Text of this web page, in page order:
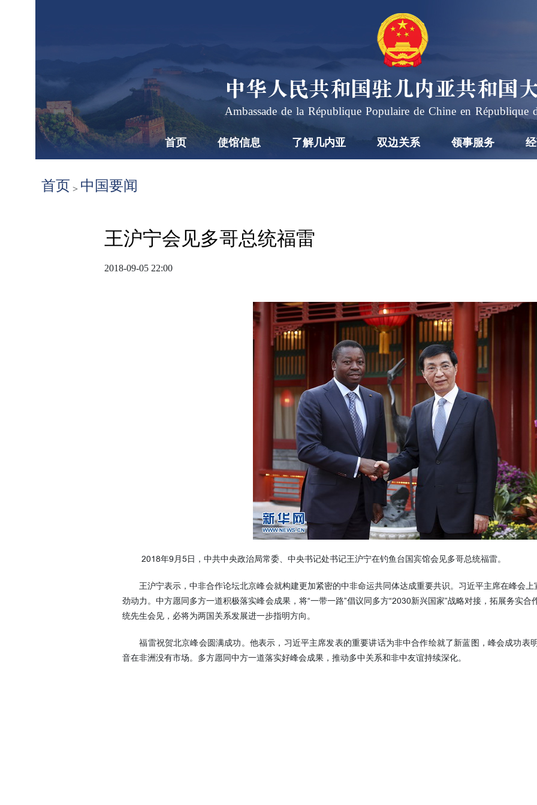
中华人民共和国驻几内亚共和国
Ambassade de la République Populaire de Chine en République
首页 使馆信息 了解几内亚 双边关系 领事服务
首页 > 中国要闻
王沪宁会见多哥总统福雷
2018-09-05 22:00
2018年9月5日，中共中央政治局常委、中央书记处书记王沪宁在钓鱼台国宾馆会见多哥总统福雷。
王沪宁表示，中非合作论坛北京峰会就构建更加紧密的中非命运共同体达成重要共识。习近平主席在峰会上
劲动力。中方愿同多方一道积极落实峰会成果，将“一带一路”倡议同多方“2030新兴国家”战略对接，拓展务实
统先生会见，必将为两国关系发展进一步指明方向。
福雷祝贺北京峰会圆满成功。他表示，习近平主席发表的重要讲话为非中合作绘就了新蓝图，峰会成功表
音在非洲没有市场。多方愿同中方一道落实好峰会成果，推动多中关系和非中友谊持续深化。